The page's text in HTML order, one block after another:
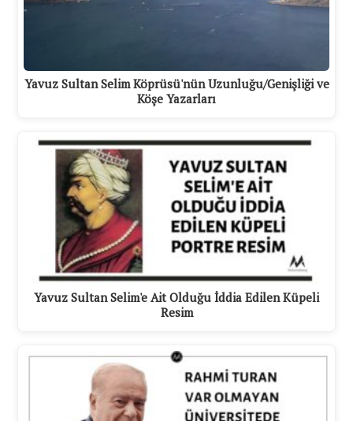
Yavuz Sultan Selim Köprüsü'nün Uzunluğu/Genişliği ve
Köşe Yazarları
Yavuz Sultan Selim'e Ait Olduğu İddia Edilen Küpeli
Resim